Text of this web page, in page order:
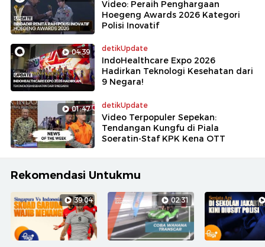
Video: Peraih Penghargaan
Hoegeng Awards 2026 Kategori
Polisi Inovatif
04:39 detikUpdate
IndoHealthcare Expo 2026
Hadirkan Teknologi Kesehatan dari
9 Negara!
01:47 detikUpdate
Video Terpopuler Sepekan:
Tendangan Kungfu di Piala
Soeratin-Staf KPK Kena OTT
Rekomendasi Untukmu
39:04 02:31